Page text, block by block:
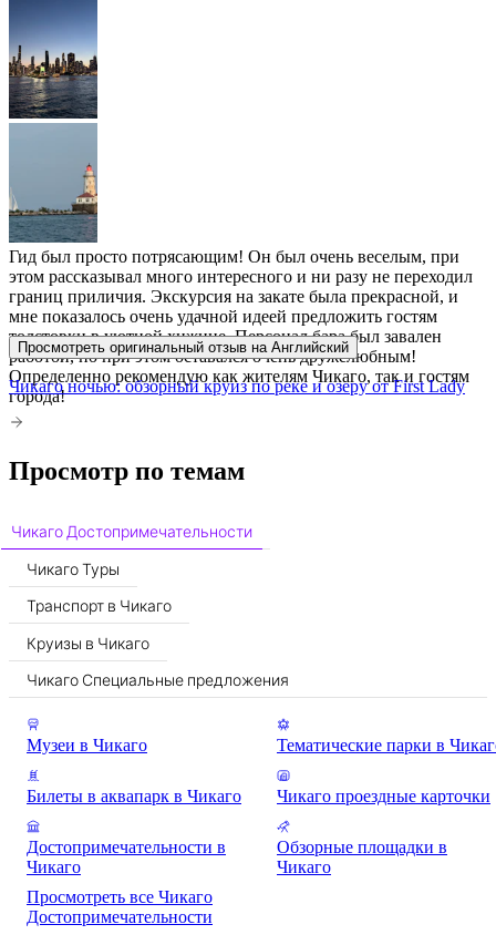
Гид был просто потрясающим! Он был очень веселым, при
этом рассказывал много интересного и ни разу не переходил
границ приличия. Экскурсия на закате была прекрасной, и
мне показалось очень удачной идеей предложить гостям
толстовки в уютной хижине. Персонал бара был завален
работой, но при этом оставался очень дружелюбным!
Определенно рекомендую как жителям Чикаго, так и гостям
города!
Просмотреть оригинальный отзыв на Английский
Чикаго ночью: обзорный круиз по реке и озеру от First Lady
Просмотр по темам
Чикаго Достопримечательности
Чикаго Туры
Транспорт в Чикаго
Круизы в Чикаго
Чикаго Специальные предложения
Музеи в Чикаго Тематические парки в
Билеты в аквапарк в Чикаго Чикаго проездные карточки
Достопримечательности в
Чикаго
Обзорные площадки в
Чикаго
Просмотреть все Чикаго
Достопримечательности